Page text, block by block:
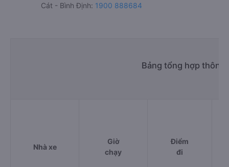
Cát - Bình Định: 1900 888684
Bảng tổng hợp thông
Nhà xe
Giờ
chạy
Điểm
đi